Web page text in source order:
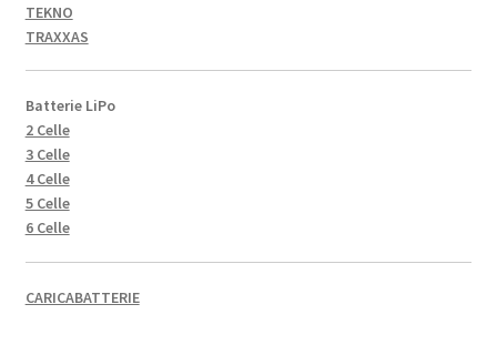
TEKNO
TRAXXAS
Batterie LiPo
2 Celle
3 Celle
4 Celle
5 Celle
6 Celle
CARICABATTERIE